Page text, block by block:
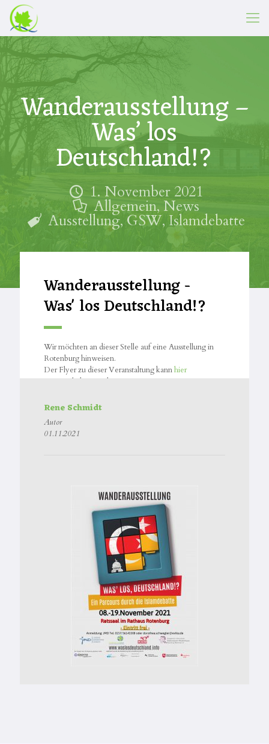
Wanderausstellung –
Was’ los
Deutschland!?
1. November 2021
Allgemein, News
Ausstellung, GSW, Islamdebatte
Wanderausstellung -
Was' los Deutschland!?
Wir möchten an dieser Stelle auf eine Ausstellung in
Rotenburg hinweisen.
Der Flyer zu dieser Veranstaltung kannhier
runtergeladen werden.
Rene Schmidt
Autor
01.11.2021